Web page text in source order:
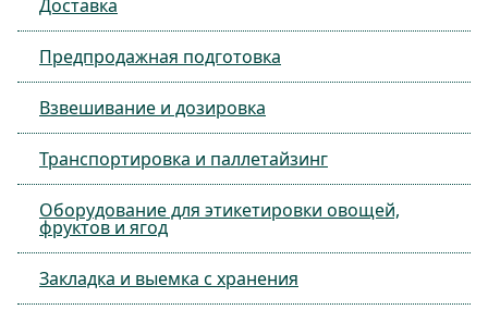
Доставка
Предпродажная подготовка
Взвешивание и дозировка
Транспортировка и паллетайзинг
Оборудование для этикетировки овощей,
фруктов и ягод
Закладка и выемка с хранения